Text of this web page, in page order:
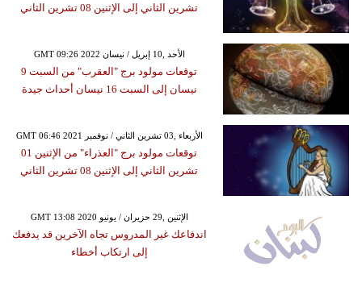
تشرين الثاني إلى الإثنين 08 تشرين الثاني
GMT 09:26 2022 الأحد ,10 إبريل / نيسان
توقعات مولود برج "العقرب" من السبت 9
نيسان إلى السبت 16 نيسان أحداث جيدة
GMT 06:46 2021 الأربعاء ,03 تشرين الثاني / نوفمبر
توقعات مولود برج "العذراء" من الإثنين 01
تشرين الثاني إلى الإثنين 08 تشرين الثاني
GMT 13:08 2020 الإثنين ,29 حزيران / يونيو
اندفاعك غير المدروس تجاه الآخرين قد يدفعك
إلى ارتكاب أخطاء